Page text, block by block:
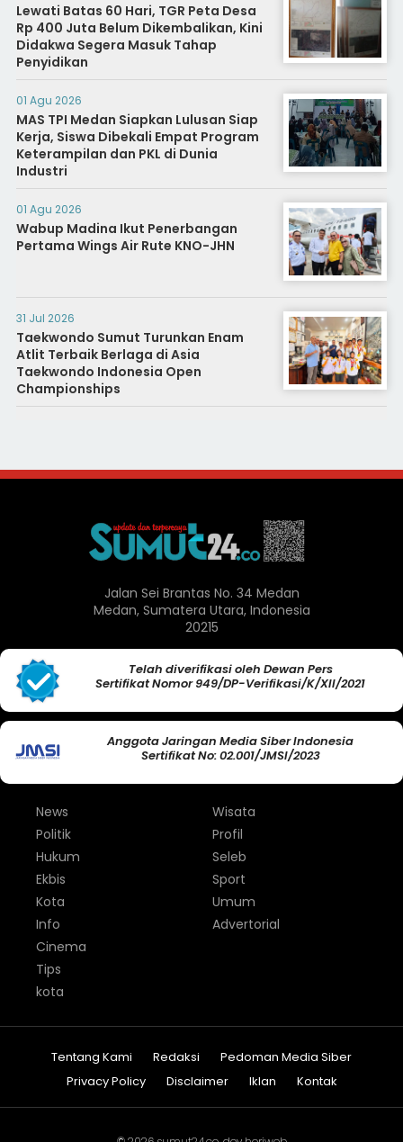
Lewati Batas 60 Hari, TGR Peta Desa
Rp 400 Juta Belum Dikembalikan, Kini
Didakwa Segera Masuk Tahap
Penyidikan
01 Agu 2026
MAS TPI Medan Siapkan Lulusan Siap
Kerja, Siswa Dibekali Empat Program
Keterampilan dan PKL di Dunia
Industri
01 Agu 2026
Wabup Madina Ikut Penerbangan
Pertama Wings Air Rute KNO-JHN
31 Jul 2026
Taekwondo Sumut Turunkan Enam
Atlit Terbaik Berlaga di Asia
Taekwondo Indonesia Open
Championships
Jalan Sei Brantas No. 34 Medan
Medan, Sumatera Utara, Indonesia
20215
Telah diverifikasi oleh Dewan Pers
Sertifikat Nomor 949/DP-Verifikasi/K/XII/2021
Anggota Jaringan Media Siber Indonesia
Sertifikat No: 02.001/JMSI/2023
News
Politik
Hukum
Ekbis
Kota
Info
Wisata
Profil
Seleb
Sport
Umum
Advertorial
Cinema
Tips
kota
Tentang Kami Redaksi
Pedoman Media Siber
Privacy Policy
Disclaimer Iklan Kontak